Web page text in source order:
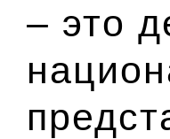
– это